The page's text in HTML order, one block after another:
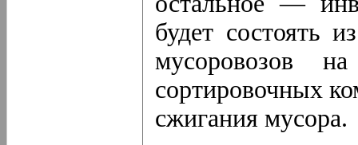
будет состоять
мусоровозов
сортировочных
сжигания мусора.